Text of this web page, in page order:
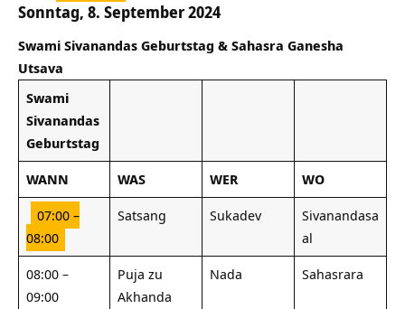
Sonntag, 8. September 2024
Swami Sivanandas Geburtstag & Sahasra Ganesha
Utsava
Swami
Sivanandas
Geburtstag
WANN
WAS WER
WO
07:00 –
08:00
Satsang Sukadev
Sivanandasa
al
08:00 –
09:00
Puja zu
Akhanda
Nada Sahasrara